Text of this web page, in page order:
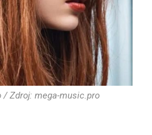
Zdroj: mega-music.pro